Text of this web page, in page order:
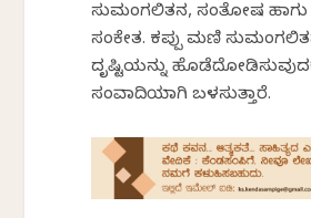
ಸುಮಂಗಲಿತನ, ಸಂತೋಷ
ಸಂಕೇತ. ಕಪ್ಪು ಮಣಿ
ದೃಷ್ಟಿಯನ್ನು
ಸಂವಾದಿಯಾಗಿ ಬಳಸುತ್ತಾರೆ.